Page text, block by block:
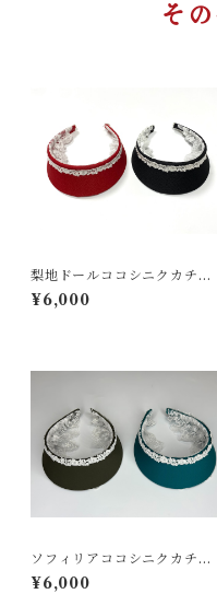
そ
梨地ドールココシニクカチュ
ーシャ
¥6,000
ソフィリアココシニクカチュ
ーシャ
¥6,000